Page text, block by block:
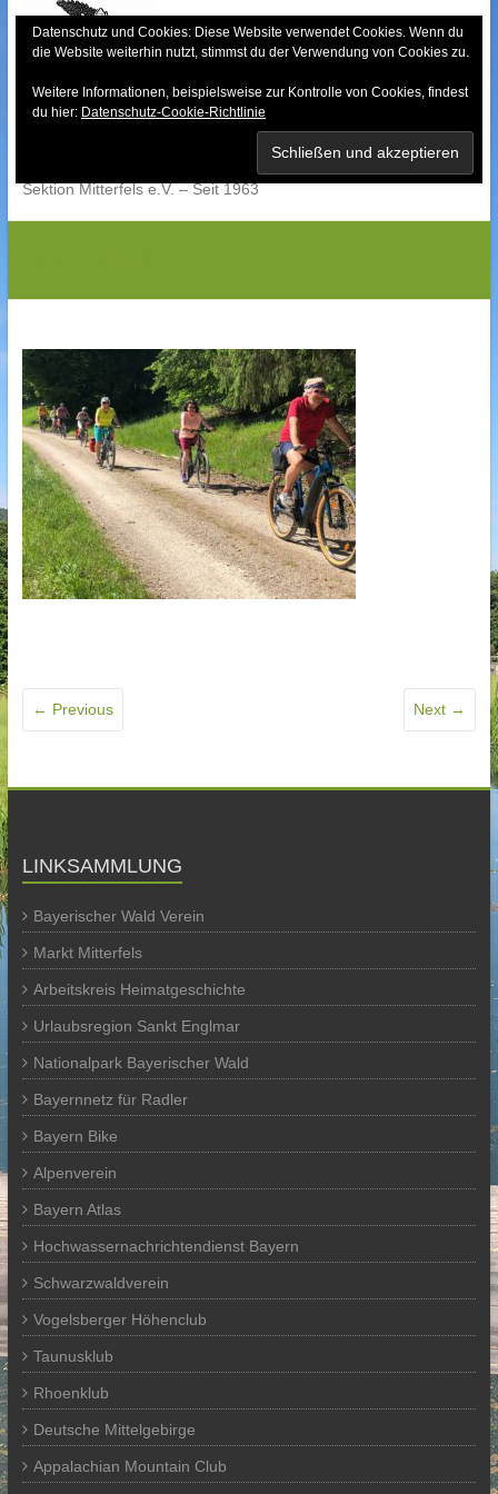
content
Bayerischer Wald-
Sektion Mitterfels e.V. – Seit 1963
← Previous Next →
LINKSAMMLUNG
Bayerischer Wald Verein
Markt Mitterfels
Arbeitskreis Heimatgeschichte
Urlaubsregion Sankt Englmar
Nationalpark Bayerischer Wald
Bayernnetz für Radler
Bayern Bike
Alpenverein
Bayern Atlas
Hochwassernachrichtendienst Bayern
Schwarzwaldverein
Vogelsberger Höhenclub
Taunusklub
Rhoenklub
Deutsche Mittelgebirge
Appalachian Mountain Club
Datenschutz und Cookies: Diese Website verwendet Cookies. Wenn du
die Website weiterhin nutzt, stimmst du der Verwendung von Cookies zu.
Weitere Informationen, beispielsweise zur Kontrolle von Cookies, findest
du hier: Datenschutz-Cookie-Richtlinie